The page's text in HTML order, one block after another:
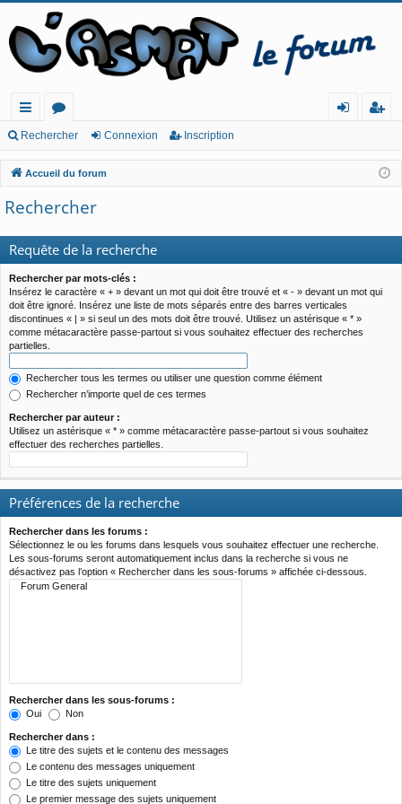
ac
co
ur
cis
or
u
m
s
n
ne
cri
pt
Rechercher Connexion Inscription
Accueil du forum
Rechercher
Requête de la recherche
Rechercher par mots-clés :
Insérez le caractère « + » devant un mot qui doit être trouvé et « - » devant un mot qui
doit être ignoré. Insérez une liste de mots séparés entre des barres verticales
discontinues « | » si seul un des mots doit être trouvé. Utilisez un astérisque « * »
comme métacaractère passe-partout si vous souhaitez effectuer des recherches
partielles.
Rechercher tous les termes ou utiliser une question comme élément
Rechercher n’importe quel de ces termes
Rechercher par auteur :
Utilisez un astérisque « * » comme métacaractère passe-partout si vous souhaitez
effectuer des recherches partielles.
Préférences de la recherche
Rechercher dans les forums :
Sélectionnez le ou les forums dans lesquels vous souhaitez effectuer une recherche.
Les sous-forums seront automatiquement inclus dans la recherche si vous ne
désactivez pas l’option « Rechercher dans les sous-forums » affichée ci-dessous.
Rechercher dans les sous-forums :
Oui
Non
Rechercher dans :
Le titre des sujets et le contenu des messages
Le contenu des messages uniquement
Le titre des sujets uniquement
Le premier message des sujets uniquement